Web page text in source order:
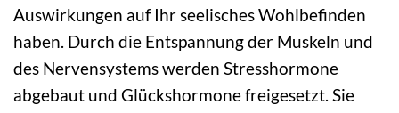
Auswirkungen auf Ihr seelisches Wohlbefinden
haben. Durch die Entspannung der Muskeln und
des Nervensystems werden Stresshormone
abgebaut und Glückshormone freigesetzt. Sie